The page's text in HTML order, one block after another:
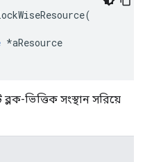
(
*aResource
ভিত্তিক সংস্থান সরিয়ে